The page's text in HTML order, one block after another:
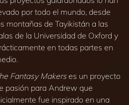
por todo el mundo, desde
montañas de Tayikistán a las
de la Universidad de Oxford y
en todas partes en
Fantasy Makerses un proyecto
pasión para Andrew que
fue inspirado en una